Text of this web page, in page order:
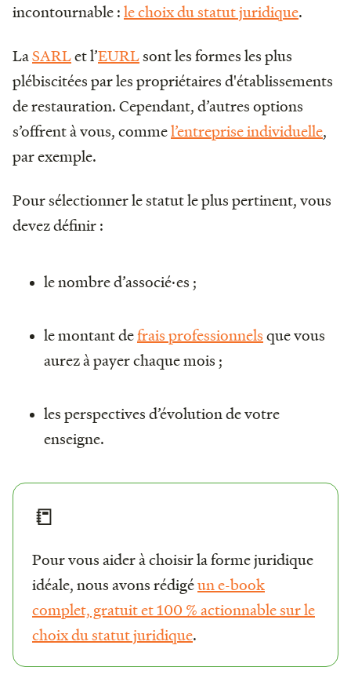
incontournable :le choix du statut juridique.
LaSARLet l’EURLsont les formes les plus
plébiscitées par les propriétaires d'établissements
de restauration. Cependant, d’autres options
s’offrent à vous, commel’entreprise individuelle,
par exemple.
Pour sélectionner le statut le plus pertinent, vous
devez définir :
le nombre d’associé·es ;
le montant defrais professionnelsque vous
aurez à payer chaque mois ;
les perspectives d’évolution de votre
enseigne.
📒
Pour vous aider à choisir la forme juridique
idéale, nous avons rédigéun e-book
complet, gratuit et 100 % actionnable sur le
choix du statut juridique.